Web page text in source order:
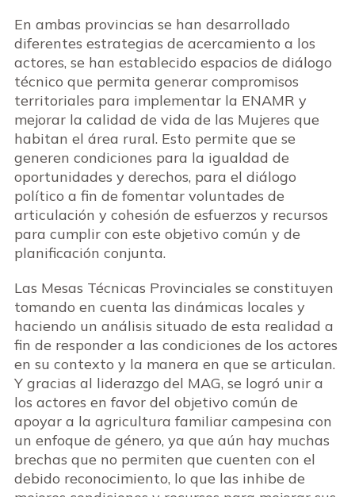
En ambas provincias se han desarrollado
diferentes estrategias de acercamiento a los
actores, se han establecido espacios de diálogo
técnico que permita generar compromisos
territoriales para implementar la ENAMR y
mejorar la calidad de vida de las Mujeres que
habitan el área rural. Esto permite que se
generen condiciones para la igualdad de
oportunidades y derechos, para el diálogo
político a fin de fomentar voluntades de
articulación y cohesión de esfuerzos y recursos
para cumplir con este objetivo común y de
planificación conjunta.
Las Mesas Técnicas Provinciales se constituyen
tomando en cuenta las dinámicas locales y
haciendo un análisis situado de esta realidad a
fin de responder a las condiciones de los actores
en su contexto y la manera en que se articulan.
Y gracias al liderazgo del MAG, se logró unir a
los actores en favor del objetivo común de
apoyar a la agricultura familiar campesina con
un enfoque de género, ya que aún hay muchas
brechas que no permiten que cuenten con el
debido reconocimiento, lo que las inhibe de